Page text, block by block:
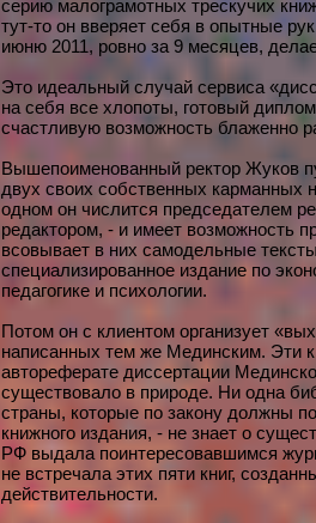
серию малограмотных трескучих
тут-то он вверяет себя в опытные
июню 2011, ровно за 9 месяцев,
Это идеальный случай сервиса
на себя все хлопоты, готовый
счастливую возможность блаженно
Вышепоименованный ректор Жуков
двух своих собственных карманных
одном он числится председателем
редактором, - и имеет возможность
всовывает в них самодельные
специализированное издание по
педагогике и психологии.
Потом он с клиентом организует
написанных тем же Мединским. Эти
автореферате диссертации
существовало в природе. Ни одна
страны, которые по закону должны
книжного издания, - не знает о
РФ выдала поинтересовавшимся
не встречала этих пяти книг,
действительности.